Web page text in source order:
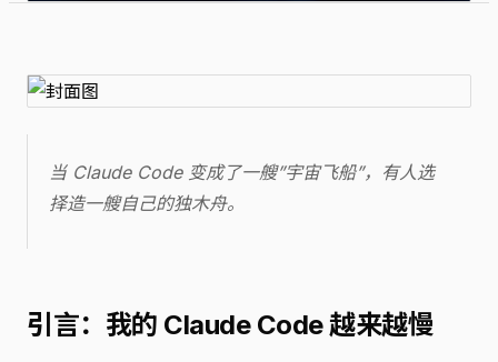
当 Claude Code 变成了一艘”宇宙飞船”，有人选
择造一艘自己的独木舟。
引言：我的 Claude Code 越来越慢